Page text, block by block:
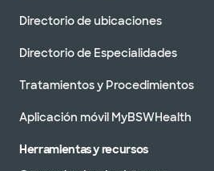
Directorio de ubicaciones
Directorio de Especialidades
Tratamientos y Procedimientos
Aplicación móvil MyBSWHealth
Herramientas y recursos